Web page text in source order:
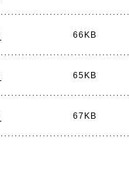
66KB
65KB
67KB